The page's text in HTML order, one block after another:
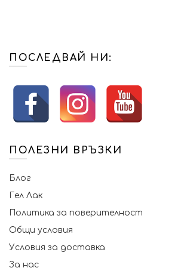
ПОСЛЕДВАЙ НИ:
ПОЛЕЗНИ ВРЪЗКИ
Блог
Гел Лак
Политика за поверителност
Общи условия
Условия за доставка
За нас